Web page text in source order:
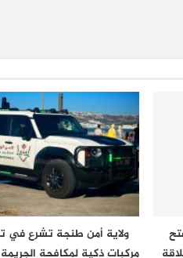
ولاية أمن طنجة تشرع في
مركبات ذكية لمكافحة